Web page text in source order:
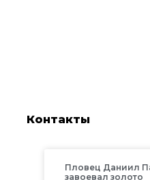
Контакты
Пловец Даниил
завоевал золото